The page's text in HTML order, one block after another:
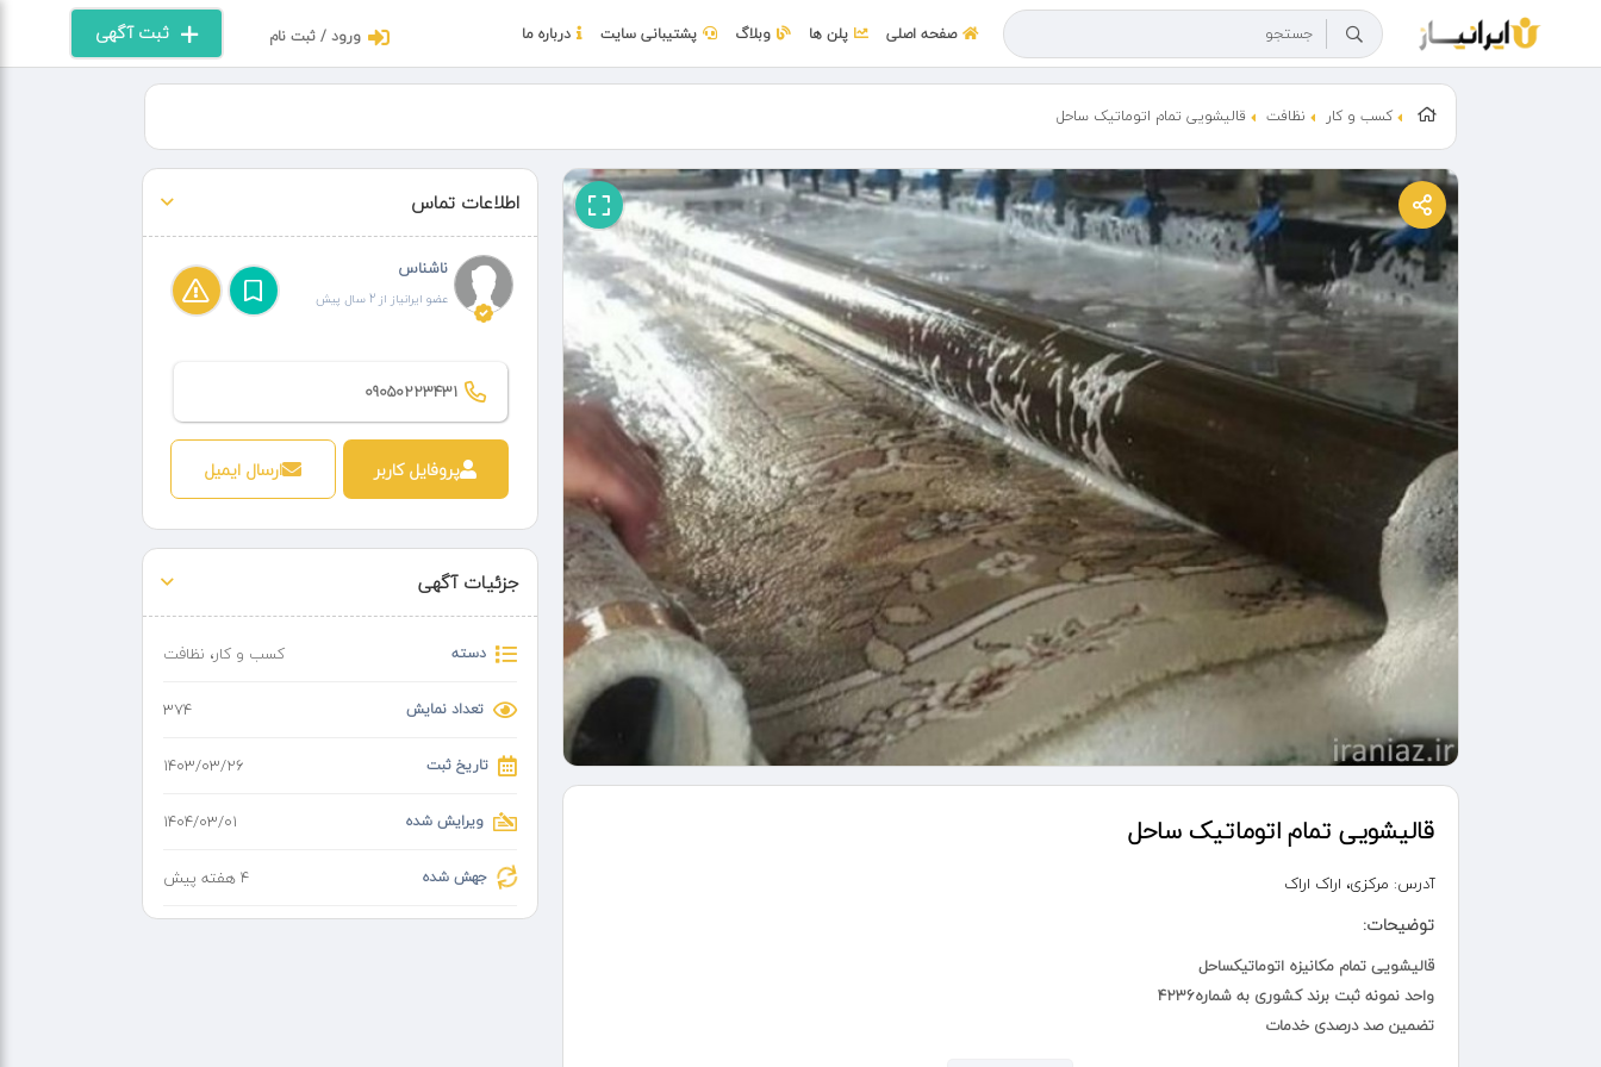
ثبت آگهی ورود / ثبت نام صفحه اصلی پلن ها وبلاگ پشتیبانی سایت درباره ما
کسب و کار نظافت قالیشویی تمام اتوماتیک ساحل
قالیشویی تمام اتوماتیک ساحل
آدرس: مرکزی، اراک اراک
توضیحات:
قالیشویی تمام مکانیزه اتوماتیکساحل
واحد نمونه ثبت برند کشوری به شماره4236
تضمین صد درصدی خدمات
اطلاعات تماس
ناشناس
عضو ایرانیاز از 2 سال پیش
09050223431
پروفایل کاربر ارسال ایمیل
جزئیات آگهی
دسته کسب و کار، نظافت
تعداد نمایش 374
تاریخ ثبت ۱۴۰۳/۰۳/۲۶
ویرایش شده ۱۴۰۴/۰۳/۰۱
جهش شده 4 هفته پیش